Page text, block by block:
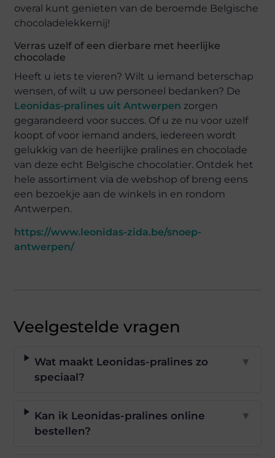
overal kunt genieten van de beroemde Belgische
chocoladelekkernij!
Verras uzelf of een dierbare met heerlijke
chocolade
Heeft u iets te vieren? Wilt u iemand beterschap
wensen, of wilt u uw personeel bedanken? De
Leonidas-pralines uit Antwerpen zorgen
gegarandeerd voor succes. Of u ze nu voor uzelf
koopt of voor iemand anders, iedereen wordt
gelukkig van de heerlijke pralines en chocolade
van deze echt Belgische chocolatier. Ontdek het
hele assortiment via de webshop of breng eens
een bezoekje aan de winkels in en rondom
Antwerpen.
https://www.leonidas-zida.be/snoep-
antwerpen/
Veelgestelde vragen
Wat maakt Leonidas-pralines zo
speciaal?
▼
Kan ik Leonidas-pralines online
bestellen?
▼